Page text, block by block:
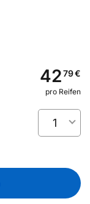
4279€
pro Reifen
1